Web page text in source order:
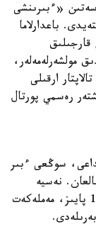
«ءبىرىنشى
باعدارلاما
مولشەرلەمەلەر،
ارقىلى
رەسمي پورتال
جاس ارالىعىنداعى، سوڭعى ءبىر
نەسيە
مەرزىمى 25 جىلعا دەيىن، باستاپقى جارنا -10 پايىز، مەملەكەت